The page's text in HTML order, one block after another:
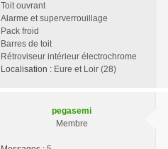
Toit ouvrant
Alarme et superverrouillage
Pack froid
Barres de toit
Rétroviseur intérieur électrochrome
Localisation : Eure et Loir (28)
pegasemi
Membre